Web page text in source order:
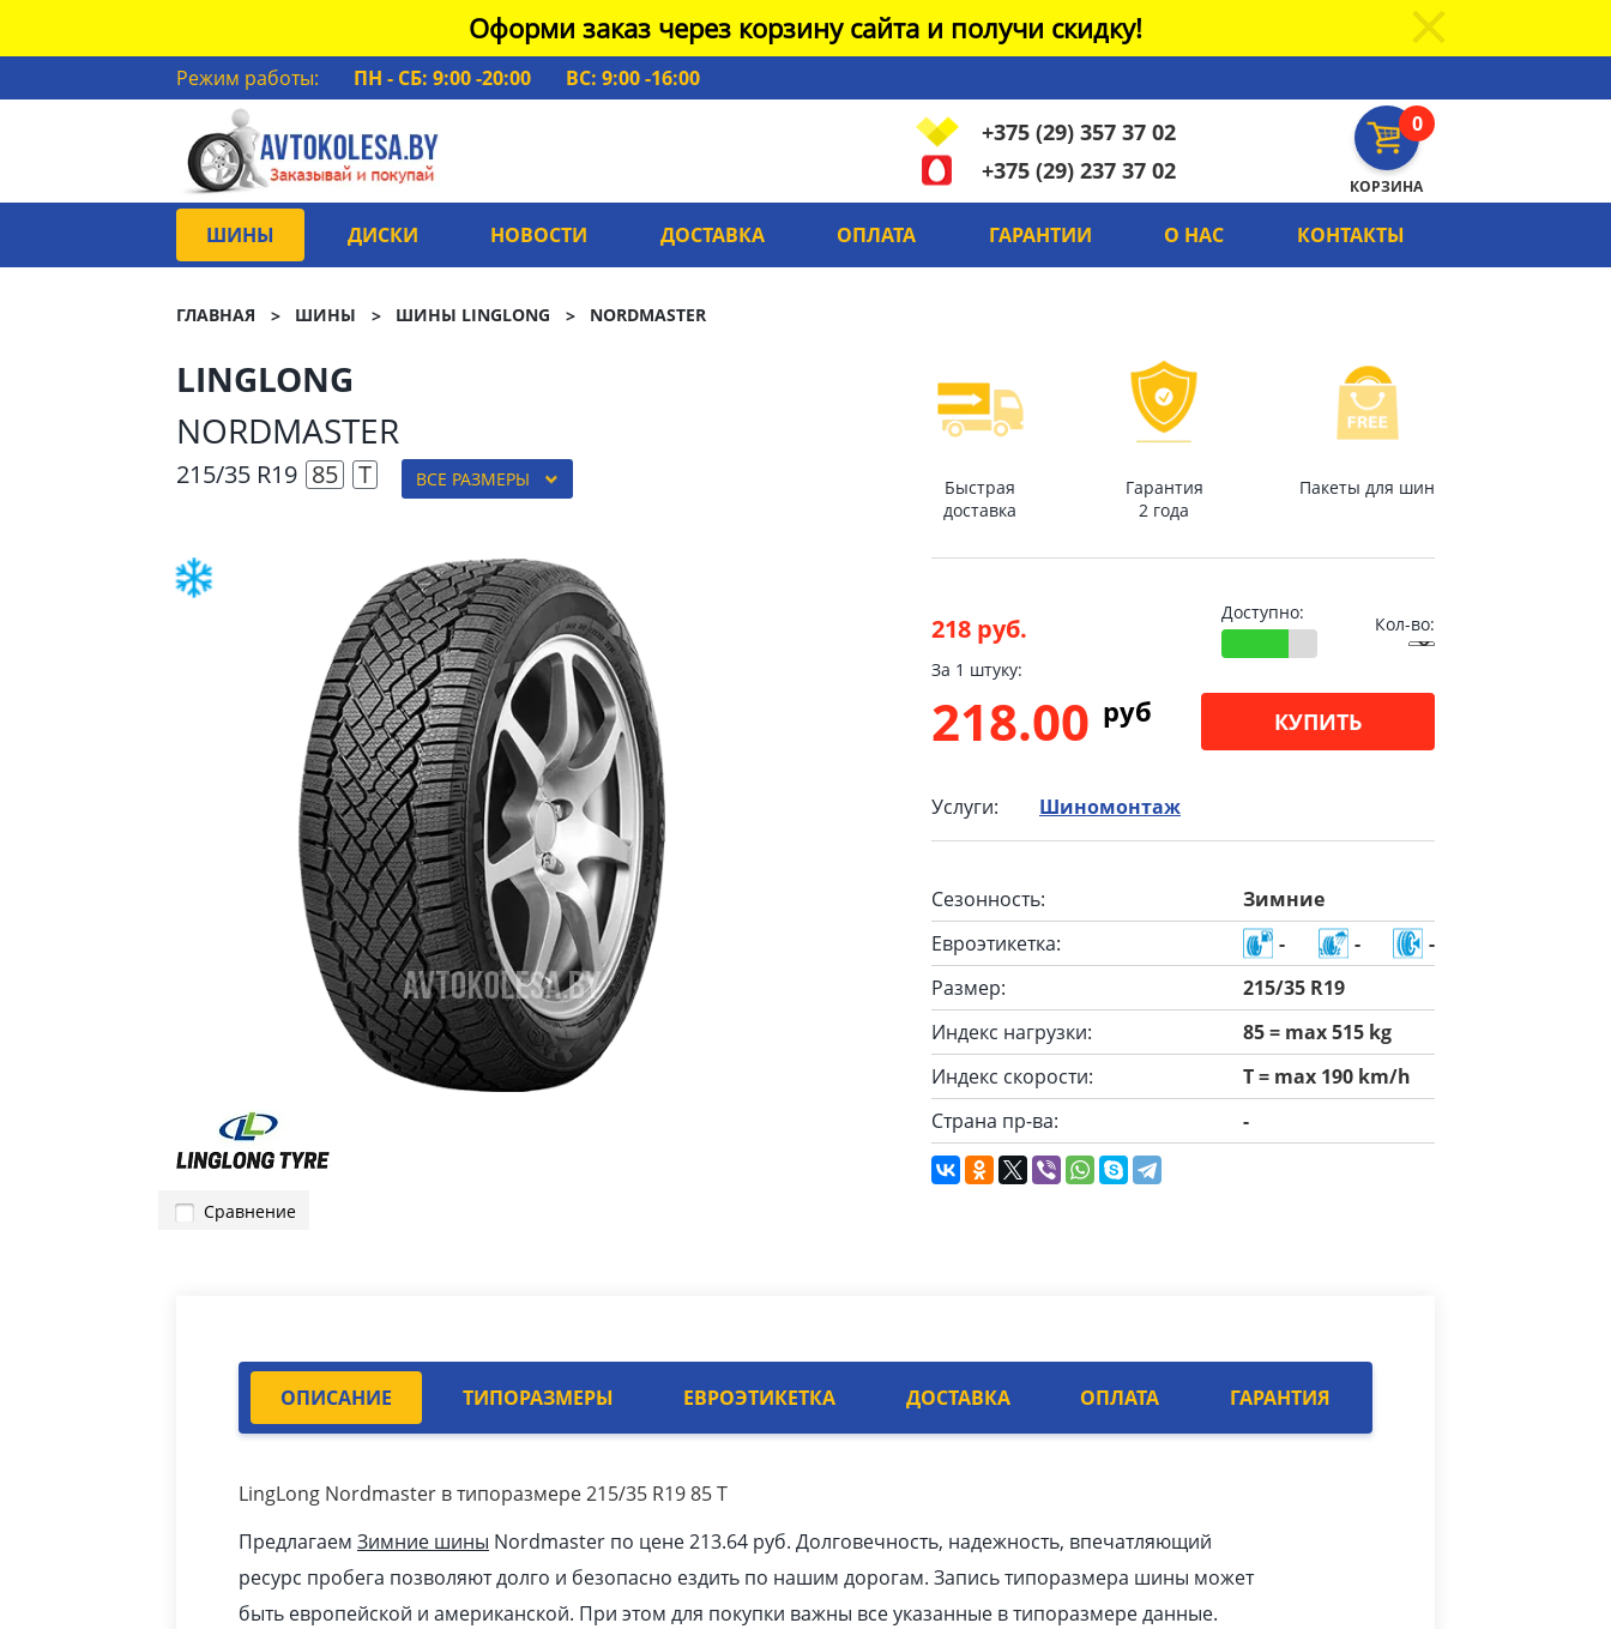
Оформи заказ через корзину сайта и получи скидку!
Режим работы: ПН - СБ: 9:00 -20:00
ВС: 9:00 -16:00
0
КОРЗИНА
+375 (29) 357 37 02
+375 (29) 237 37 02
ШИНЫ ДИСКИ НОВОСТИ ДОСТАВКА ОПЛАТА ГАРАНТИИ О НАС КОНТАКТЫ
ГЛАВНАЯ ШИНЫ ШИНЫ LINGLONG NORDMASTER
LINGLONG
NORDMASTER
215/35 R19 85 T ВСЕ РАЗМЕРЫ
Сравнение
Быстрая
доставка
Гарантия
2 года
Пакеты для шин
218 руб.
Доступно:
Кол-во:
За 1 штуку:
218.00 pуб КУПИТЬ
Услуги: Шиномонтаж
Сезонность:
Зимние
Евроэтикетка:
- -
-
Размер:
215/35 R19
Индекс нагрузки:
85 = max 515 kg
Индекс скорости:
T = max 190 km/h
Страна пр-ва:
-
ОПИСАНИЕ ТИПОРАЗМЕРЫ ЕВРОЭТИКЕТКА ДОСТАВКА ОПЛАТА ГАРАНТИЯ
LingLong Nordmaster в типоразмере 215/35 R19 85 T
Предлагаем Зимние шины Nordmaster по цене 213.64 pуб. Долговечность, надежность, впечатляющий
ресурс пробега позволяют долго и безопасно ездить по нашим дорогам. Запись типоразмера шины может
быть европейской и американской. При этом для покупки важны все указанные в типоразмере данные.